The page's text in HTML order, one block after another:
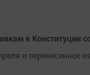
к Конституции
и перенесенное